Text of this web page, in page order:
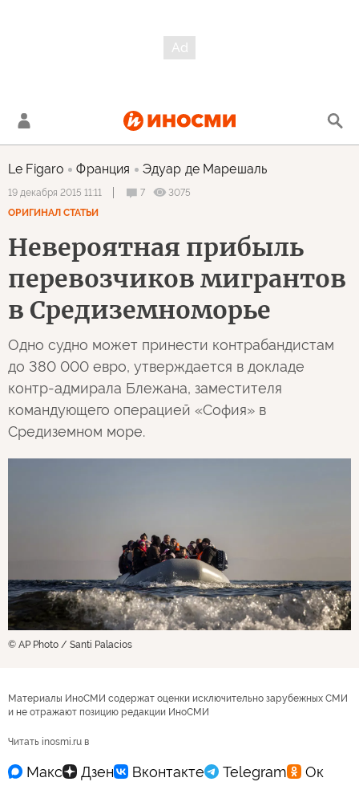
Le Figaro Франция Эдуар де Марешаль
19 декабря 2015 11:11 7
3075
ОРИГИНАЛ СТАТЬИ
Невероятная прибыль
перевозчиков мигрантов
в Средиземноморье
Одно судно может принести контрабандистам
до 380 000 евро, утверждается в докладе
контр-адмирала Блежана, заместителя
командующего операцией «София» в
Средиземном море.
© AP Photo / Santi Palacios
Материалы ИноСМИ содержат оценки исключительно зарубежных СМИ
и не отражают позицию редакции ИноСМИ
Читать inosmi.ru в